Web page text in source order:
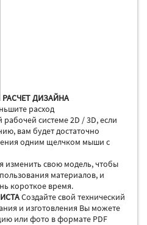
РАСЧЕТ ДИЗАЙНА
расход
системе 2D / 3D, если
вам будет достаточно
одним щелчком мыши с
изменить свою модель, чтобы
материалов, и
короткое время.
Создайте свой технический
и изготовления Вы можете
или фото в формате PDF